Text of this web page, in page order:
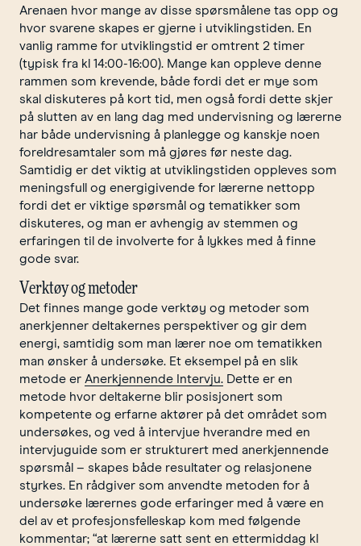
Arenaen hvor mange av disse spørsmålene tas opp og
hvor svarene skapes er gjerne i utviklingstiden. En
vanlig ramme for utviklingstid er omtrent 2 timer
(typisk fra kl 14:00-16:00). Mange kan oppleve denne
rammen som krevende, både fordi det er mye som
skal diskuteres på kort tid, men også fordi dette skjer
på slutten av en lang dag med undervisning og lærerne
har både undervisning å planlegge og kanskje noen
foreldresamtaler som må gjøres før neste dag.
Samtidig er det viktig at utviklingstiden oppleves som
meningsfull og energigivende for lærerne nettopp
fordi det er viktige spørsmål og tematikker som
diskuteres, og man er avhengig av stemmen og
erfaringen til de involverte for å lykkes med å finne
gode svar.
Verktøy og metoder
Det finnes mange gode verktøy og metoder som
anerkjenner deltakernes perspektiver og gir dem
energi, samtidig som man lærer noe om tematikken
man ønsker å undersøke. Et eksempel på en slik
metode er Anerkjennende Intervju. Dette er en
metode hvor deltakerne blir posisjonert som
kompetente og erfarne aktører på det området som
undersøkes, og ved å intervjue hverandre med en
intervjuguide som er strukturert med anerkjennende
spørsmål – skapes både resultater og relasjonene
styrkes. En rådgiver som anvendte metoden for å
undersøke lærernes gode erfaringer med å være en
del av et profesjonsfelleskap kom med følgende
kommentar; “at lærerne satt sent en ettermiddag kl